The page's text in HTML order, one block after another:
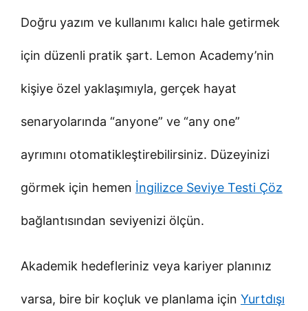
Doğru yazım ve kullanımı kalıcı hale getirmek
için düzenli pratik şart. Lemon Academy’nin
kişiye özel yaklaşımıyla, gerçek hayat
senaryolarında “anyone” ve “any one”
ayrımını otomatikleştirebilirsiniz. Düzeyinizi
görmek için hemen İngilizce Seviye Testi Çöz
bağlantısından seviyenizi ölçün.
Akademik hedefleriniz veya kariyer planınız
varsa, bire bir koçluk ve planlama için Yurtdışı